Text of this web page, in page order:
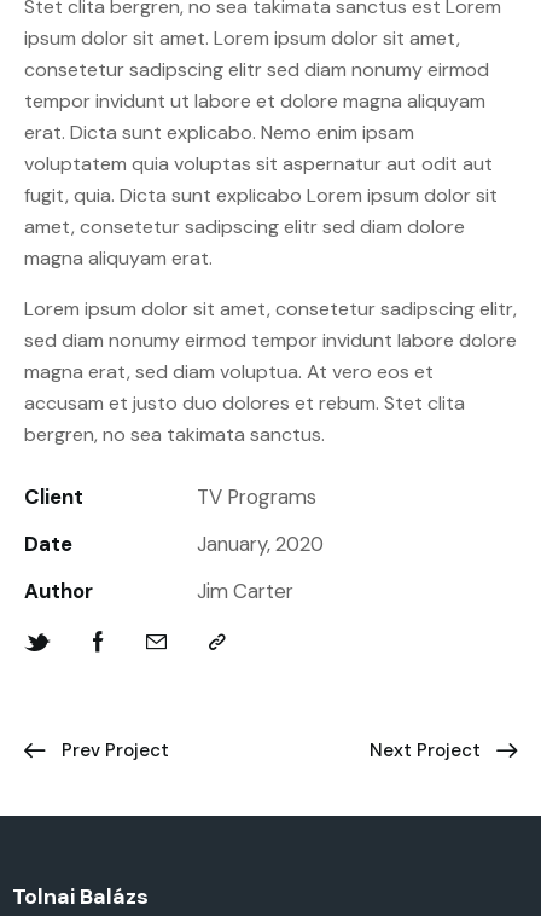
Stet clita bergren, no sea takimata sanctus est Lorem
ipsum dolor sit amet. Lorem ipsum dolor sit amet,
consetetur sadipscing elitr sed diam nonumy eirmod
tempor invidunt ut labore et dolore magna aliquyam
erat. Dicta sunt explicabo. Nemo enim ipsam
voluptatem quia voluptas sit aspernatur aut odit aut
fugit, quia. Dicta sunt explicabo Lorem ipsum dolor sit
amet, consetetur sadipscing elitr sed diam dolore
magna aliquyam erat.
Lorem ipsum dolor sit amet, consetetur sadipscing elitr,
sed diam nonumy eirmod tempor invidunt labore dolore
magna erat, sed diam voluptua. At vero eos et
accusam et justo duo dolores et rebum. Stet clita
bergren, no sea takimata sanctus.
Client
TV Programs
Date
January, 2020
Author
Jim Carter
Prev Project Next Project
Tolnai Balázs